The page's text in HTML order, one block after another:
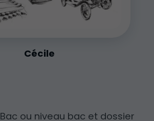
Cécile
Bac ou niveau bac et dossier